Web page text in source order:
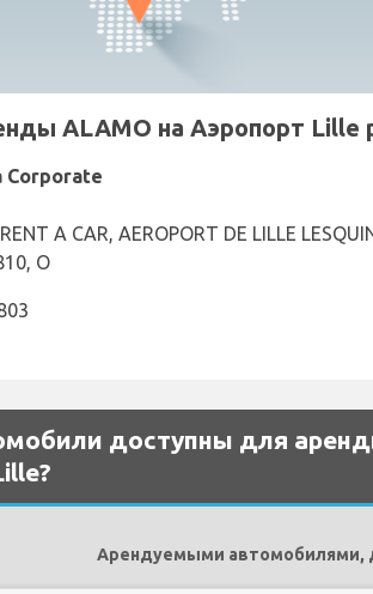
ALAMO на Аэропорт Lille
Corporate
A CAR, AEROPORT DE LILLE
O
доступны для
Арендуемыми автомобилями,